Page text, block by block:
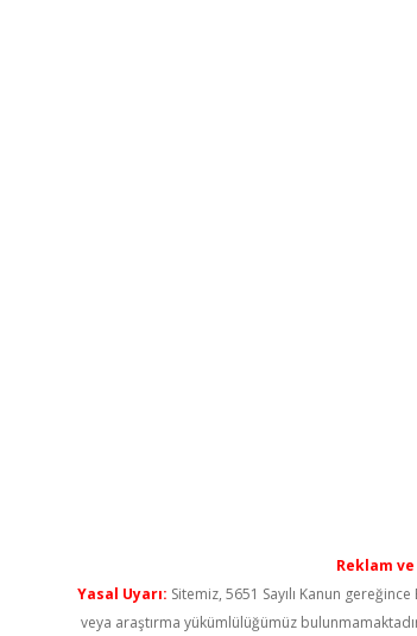
Reklam
Yasal Uyarı: Sitemiz, 5651 Sayılı Kanun
veya araştırma yükümlülüğümüz